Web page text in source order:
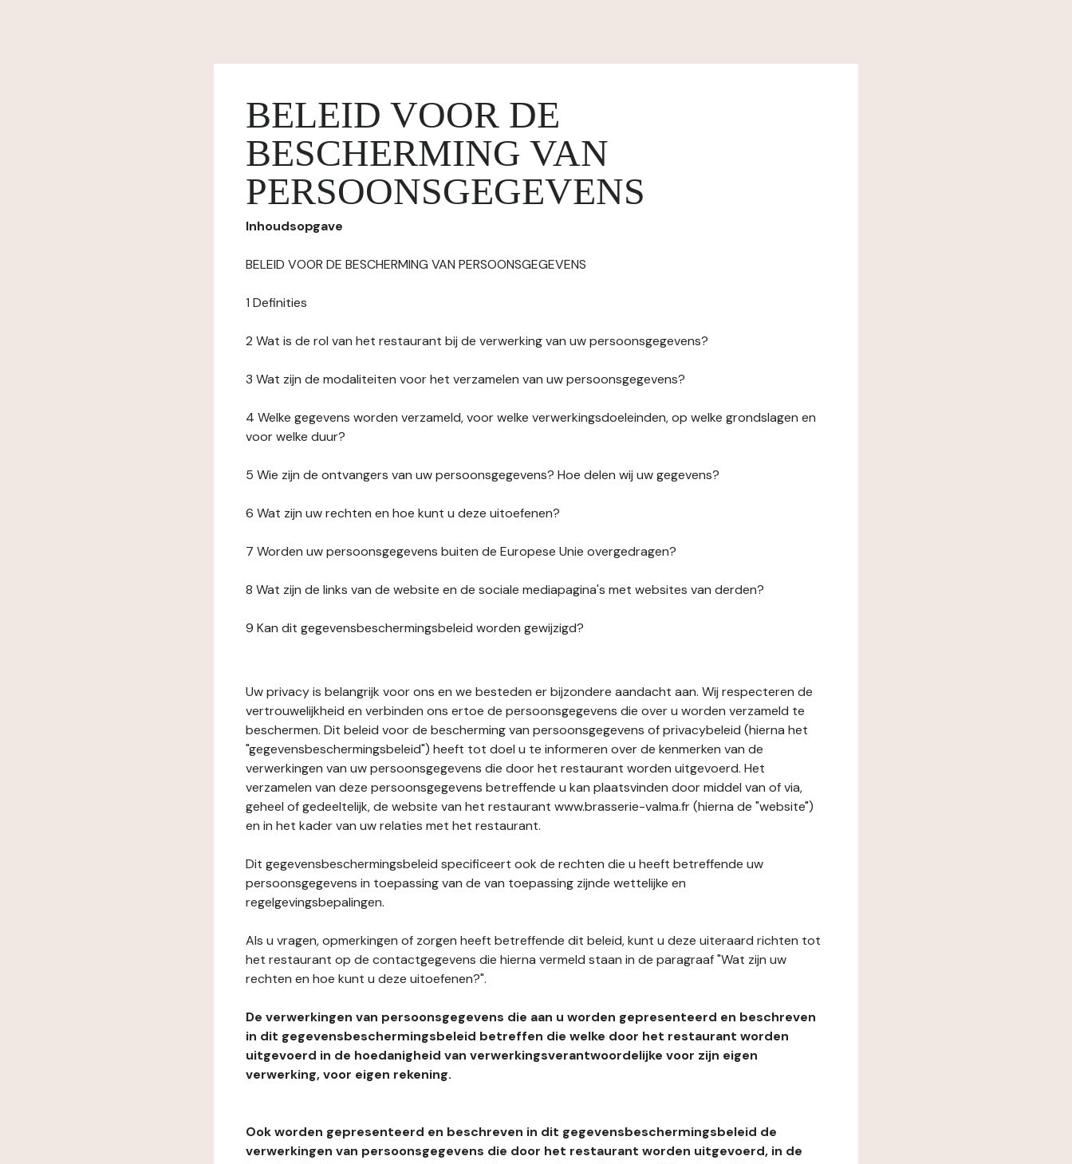
BELEID VOOR DE
BESCHERMING VAN
PERSOONSGEGEVENS
Inhoudsopgave
BELEID VOOR DE BESCHERMING VAN PERSOONSGEGEVENS
1 Definities
2 Wat is de rol van het restaurant bij de verwerking van uw persoonsgegevens?
3 Wat zijn de modaliteiten voor het verzamelen van uw persoonsgegevens?
4 Welke gegevens worden verzameld, voor welke verwerkingsdoeleinden, op welke grondslagen en
voor welke duur?
5 Wie zijn de ontvangers van uw persoonsgegevens? Hoe delen wij uw gegevens?
6 Wat zijn uw rechten en hoe kunt u deze uitoefenen?
7 Worden uw persoonsgegevens buiten de Europese Unie overgedragen?
8 Wat zijn de links van de website en de sociale mediapagina's met websites van derden?
9 Kan dit gegevensbeschermingsbeleid worden gewijzigd?
Uw privacy is belangrijk voor ons en we besteden er bijzondere aandacht aan. Wij respecteren de
vertrouwelijkheid en verbinden ons ertoe de persoonsgegevens die over u worden verzameld te
beschermen. Dit beleid voor de bescherming van persoonsgegevens of privacybeleid (hierna het
"gegevensbeschermingsbeleid") heeft tot doel u te informeren over de kenmerken van de
verwerkingen van uw persoonsgegevens die door het restaurant worden uitgevoerd. Het
verzamelen van deze persoonsgegevens betreffende u kan plaatsvinden door middel van of via,
geheel of gedeeltelijk, de website van het restaurant www.brasserie-valma.fr (hierna de "website")
en in het kader van uw relaties met het restaurant.
Dit gegevensbeschermingsbeleid specificeert ook de rechten die u heeft betreffende uw
persoonsgegevens in toepassing van de van toepassing zijnde wettelijke en
regelgevingsbepalingen.
Als u vragen, opmerkingen of zorgen heeft betreffende dit beleid, kunt u deze uiteraard richten tot
het restaurant op de contactgegevens die hierna vermeld staan in de paragraaf "Wat zijn uw
rechten en hoe kunt u deze uitoefenen?".
De verwerkingen van persoonsgegevens die aan u worden gepresenteerd en beschreven
in dit gegevensbeschermingsbeleid betreffen die welke door het restaurant worden
uitgevoerd in de hoedanigheid van verwerkingsverantwoordelijke voor zijn eigen
verwerking, voor eigen rekening.
Ook worden gepresenteerd en beschreven in dit gegevensbeschermingsbeleid de
verwerkingen van persoonsgegevens die door het restaurant worden uitgevoerd, in de